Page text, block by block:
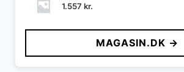
1.557 kr.
MAGASIN.DK →